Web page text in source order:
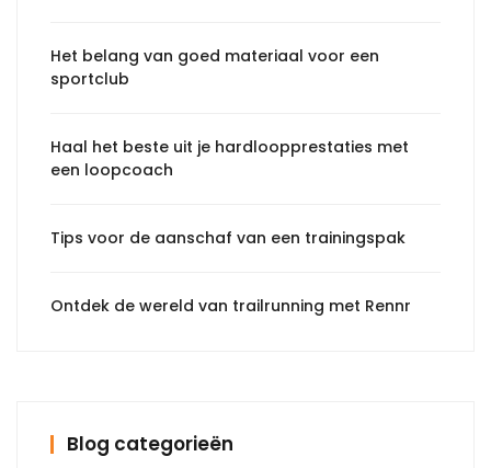
Het belang van goed materiaal voor een
sportclub
Haal het beste uit je hardloopprestaties met
een loopcoach
Tips voor de aanschaf van een trainingspak
Ontdek de wereld van trailrunning met Rennr
Blog categorieën